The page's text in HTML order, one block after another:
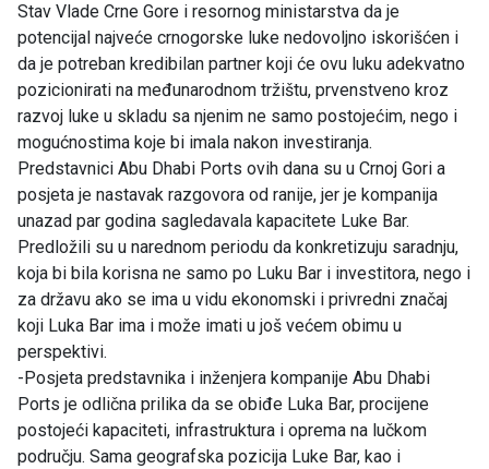
Stav Vlade Crne Gore i resornog ministarstva da je
potencijal najveće crnogorske luke nedovoljno iskorišćen i
da je potreban kredibilan partner koji će ovu luku adekvatno
pozicionirati na međunarodnom tržištu, prvenstveno kroz
razvoj luke u skladu sa njenim ne samo postojećim, nego i
mogućnostima koje bi imala nakon investiranja.
Predstavnici Abu Dhabi Ports ovih dana su u Crnoj Gori a
posjeta je nastavak razgovora od ranije, jer je kompanija
unazad par godina sagledavala kapacitete Luke Bar.
Predložili su u narednom periodu da konkretizuju saradnju,
koja bi bila korisna ne samo po Luku Bar i investitora, nego i
za državu ako se ima u vidu ekonomski i privredni značaj
koji Luka Bar ima i može imati u još većem obimu u
perspektivi.
-Posjeta predstavnika i inženjera kompanije Abu Dhabi
Ports je odlična prilika da se obiđe Luka Bar, procijene
postojeći kapaciteti, infrastruktura i oprema na lučkom
području. Sama geografska pozicija Luke Bar, kao i